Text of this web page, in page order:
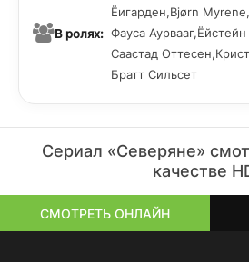
В ролях:
Ёигарден,Bjørn
Фауса
Саастад
Братт Сильсет
Сериал «Северяне»
качестве
СМОТРЕТЬ ОНЛАЙН